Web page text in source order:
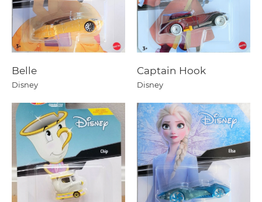
Belle
Disney
Captain Hook
Disney